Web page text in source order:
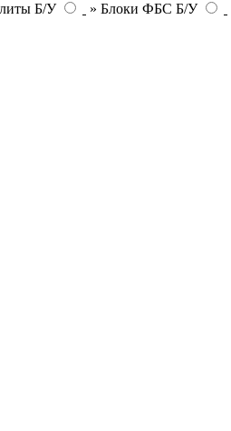
Б/У » Блоки ФБС Б/У